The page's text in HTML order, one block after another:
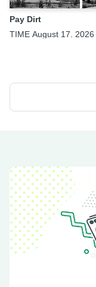
Pay Dirt
TIME August 17. 2026